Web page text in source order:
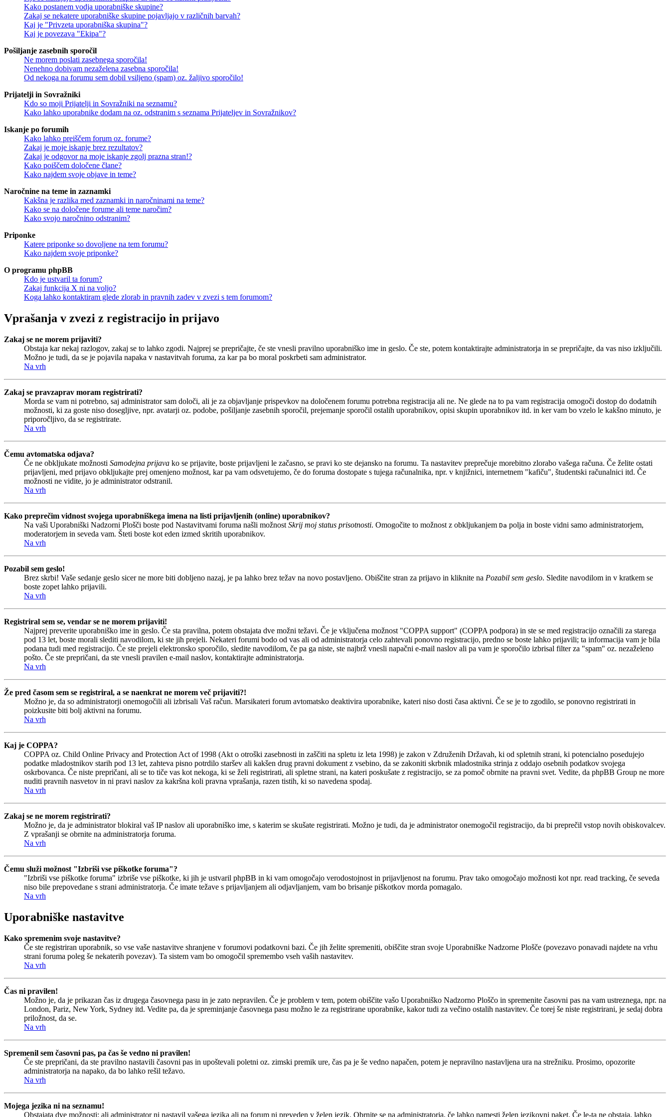
Kako postanem vodja uporabniške skupine?
Zakaj se nekatere uporabniške skupine pojavljajo v različnih barvah?
Kaj je "Privzeta uporabniška skupina"?
Kaj je povezava "Ekipa"?
Pošiljanje zasebnih sporočil
Ne morem poslati zasebnega sporočila!
Nenehno dobivam nezaželena zasebna sporočila!
Od nekoga na forumu sem dobil vsiljeno (spam) oz. žaljivo sporočilo!
Prijatelji in Sovražniki
Kdo so moji Prijatelji in Sovražniki na seznamu?
Kako lahko uporabnike dodam na oz. odstranim s seznama Prijateljev in Sovražnikov?
Iskanje po forumih
Kako lahko preiščem forum oz. forume?
Zakaj je moje iskanje brez rezultatov?
Zakaj je odgovor na moje iskanje zgolj prazna stran!?
Kako poiščem določene člane?
Kako najdem svoje objave in teme?
Naročnine na teme in zaznamki
Kakšna je razlika med zaznamki in naročninami na teme?
Kako se na določene forume ali teme naročim?
Kako svojo naročnino odstranim?
Priponke
Katere priponke so dovoljene na tem forumu?
Kako najdem svoje priponke?
O programu phpBB
Kdo je ustvaril ta forum?
Zakaj funkcija X ni na voljo?
Koga lahko kontaktiram glede zlorab in pravnih zadev v zvezi s tem forumom?
Vprašanja v zvezi z registracijo in prijavo
Zakaj se ne morem prijaviti?
Obstaja kar nekaj razlogov, zakaj se to lahko zgodi. Najprej se prepričajte, če ste vnesli pravilno uporabniško ime in geslo. Če ste, potem kontaktirajte administratorja in se prepričajte, da vas niso izključili.
Možno je tudi, da se je pojavila napaka v nastavitvah foruma, za kar pa bo moral poskrbeti sam administrator.
Na vrh
Zakaj se pravzaprav moram registrirati?
Morda se vam ni potrebno, saj administrator sam določi, ali je za objavljanje prispevkov na določenem forumu potrebna registracija ali ne. Ne glede na to pa vam registracija omogoči dostop do dodatnih
možnosti, ki za goste niso dosegljive, npr. avatarji oz. podobe, pošiljanje zasebnih sporočil, prejemanje sporočil ostalih uporabnikov, opisi skupin uporabnikov itd. in ker vam bo vzelo le kakšno minuto, je
priporočljivo, da se registrirate.
Na vrh
Čemu avtomatska odjava?
Če ne obkljukate možnosti Samodejna prijava ko se prijavite, boste prijavljeni le začasno, se pravi ko ste dejansko na forumu. Ta nastavitev preprečuje morebitno zlorabo vašega računa. Če želite ostati
prijavljeni, med prijavo obkljukajte prej omenjeno možnost, kar pa vam odsvetujemo, če do foruma dostopate s tujega računalnika, npr. v knjižnici, internetnem "kafiču", študentski računalnici itd. Če
možnosti ne vidite, jo je administrator odstranil.
Na vrh
Kako preprečim vidnost svojega uporabniškega imena na listi prijavljenih (online) uporabnikov?
Na vaši Uporabniški Nadzorni Plošči boste pod Nastavitvami foruma našli možnost Skrij moj status prisotnosti. Omogočite to možnost z obkljukanjem Da polja in boste vidni samo administratorjem,
moderatorjem in seveda vam. Šteti boste kot eden izmed skritih uporabnikov.
Na vrh
Pozabil sem geslo!
Brez skrbi! Vaše sedanje geslo sicer ne more biti dobljeno nazaj, je pa lahko brez težav na novo postavljeno. Obiščite stran za prijavo in kliknite na Pozabil sem geslo. Sledite navodilom in v kratkem se
boste zopet lahko prijavili.
Na vrh
Registriral sem se, vendar se ne morem prijaviti!
Najprej preverite uporabniško ime in geslo. Če sta pravilna, potem obstajata dve možni težavi. Če je vključena možnost "COPPA support" (COPPA podpora) in ste se med registracijo označili za starega
pod 13 let, boste morali slediti navodilom, ki ste jih prejeli. Nekateri forumi bodo od vas ali od administratorja celo zahtevali ponovno registracijo, predno se boste lahko prijavili; ta informacija vam je bila
podana tudi med registracijo. Če ste prejeli elektronsko sporočilo, sledite navodilom, če pa ga niste, ste najbrž vnesli napačni e-mail naslov ali pa vam je sporočilo izbrisal filter za "spam" oz. nezaželeno
pošto. Če ste prepričani, da ste vnesli pravilen e-mail naslov, kontaktirajte administratorja.
Na vrh
Že pred časom sem se registriral, a se naenkrat ne morem več prijaviti?!
Možno je, da so administratorji onemogočili ali izbrisali Vaš račun. Marsikateri forum avtomatsko deaktivira uporabnike, kateri niso dosti časa aktivni. Če se je to zgodilo, se ponovno registrirati in
poizkusite biti bolj aktivni na forumu.
Na vrh
Kaj je COPPA?
COPPA oz. Child Online Privacy and Protection Act of 1998 (Akt o otroški zasebnosti in zaščiti na spletu iz leta 1998) je zakon v Združenih Državah, ki od spletnih strani, ki potencialno posedujejo
podatke mladostnikov starih pod 13 let, zahteva pisno potrdilo staršev ali kakšen drug pravni dokument z vsebino, da se zakoniti skrbnik mladostnika strinja z oddajo osebnih podatkov svojega
oskrbovanca. Če niste prepričani, ali se to tiče vas kot nekoga, ki se želi registrirati, ali spletne strani, na kateri poskušate z registracijo, se za pomoč obrnite na pravni svet. Vedite, da phpBB Group ne more
nuditi pravnih nasvetov in ni pravi naslov za kakršna koli pravna vprašanja, razen tistih, ki so navedena spodaj.
Na vrh
Zakaj se ne morem registrirati?
Možno je, da je administrator blokiral vaš IP naslov ali uporabniško ime, s katerim se skušate registrirati. Možno je tudi, da je administrator onemogočil registracijo, da bi preprečil vstop novih obiskovalcev.
Z vprašanji se obrnite na administratorja foruma.
Na vrh
Čemu služi možnost "Izbriši vse piškotke foruma"?
"Izbriši vse piškotke foruma" izbriše vse piškotke, ki jih je ustvaril phpBB in ki vam omogočajo verodostojnost in prijavljenost na forumu. Prav tako omogočajo možnosti kot npr. read tracking, če seveda
niso bile prepovedane s strani administratorja. Če imate težave s prijavljanjem ali odjavljanjem, vam bo brisanje piškotkov morda pomagalo.
Na vrh
Uporabniške nastavitve
Kako spremenim svoje nastavitve?
Če ste registriran uporabnik, so vse vaše nastavitve shranjene v forumovi podatkovni bazi. Če jih želite spremeniti, obiščite stran svoje Uporabniške Nadzorne Plošče (povezavo ponavadi najdete na vrhu
strani foruma poleg še nekaterih povezav). Ta sistem vam bo omogočil spremembo vseh vaših nastavitev.
Na vrh
Čas ni pravilen!
Možno je, da je prikazan čas iz drugega časovnega pasu in je zato nepravilen. Če je problem v tem, potem obiščite vašo Uporabniško Nadzorno Ploščo in spremenite časovni pas na vam ustreznega, npr. na
London, Pariz, New York, Sydney itd. Vedite pa, da je spreminjanje časovnega pasu možno le za registrirane uporabnike, kakor tudi za večino ostalih nastavitev. Če torej še niste registrirani, je sedaj dobra
priložnost, da se.
Na vrh
Spremenil sem časovni pas, pa čas še vedno ni pravilen!
Če ste prepričani, da ste pravilno nastavili časovni pas in upoštevali poletni oz. zimski premik ure, čas pa je še vedno napačen, potem je nepravilno nastavljena ura na strežniku. Prosimo, opozorite
administratorja na napako, da bo lahko rešil težavo.
Na vrh
Mojega jezika ni na seznamu!
Obstajata dve možnosti: ali administrator ni nastavil vašega jezika ali pa forum ni preveden v želen jezik. Obrnite se na administratorja, če lahko namesti želen jezikovni paket. Če le-ta ne obstaja, lahko